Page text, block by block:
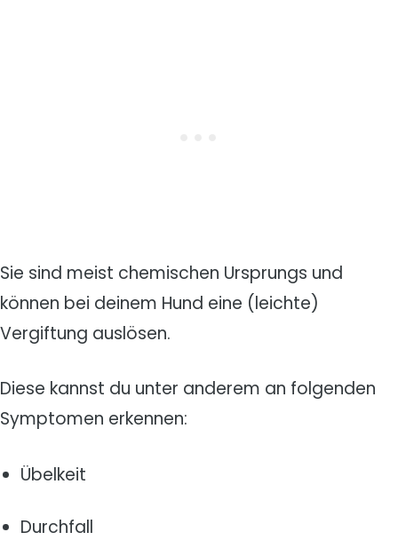
Sie sind meist chemischen Ursprungs und
können bei deinem Hund eine (leichte)
Vergiftung auslösen.
Diese kannst du unter anderem an folgenden
Symptomen erkennen:
Übelkeit
Durchfall